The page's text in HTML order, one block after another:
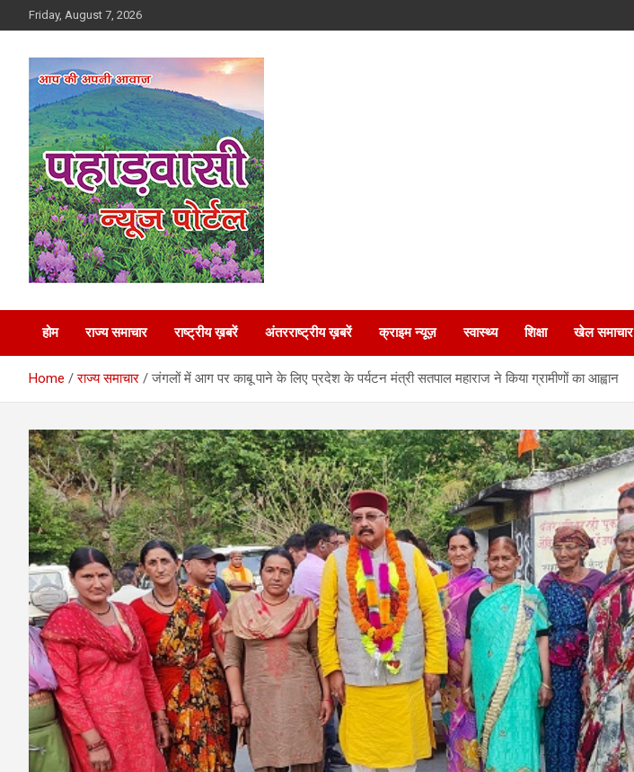
to
Friday, August 7, 2026
Pahadvasi
होम राज्य समाचार राष्ट्रीय ख़बरें अंतरराष्ट्रीय ख़बरें क्राइम न्यूज़ स्वास्थ्य शिक्षा खेल समाचार
Home राज्य समाचार जंगलों में आग पर काबू पाने के लिए प्रदेश के पर्यटन मंत्री सतपाल महाराज ने किया ग्रामीणों का आह्वान